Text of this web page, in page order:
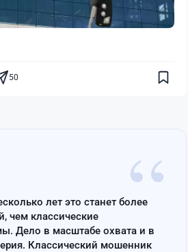
50
“
лет это станет более
чем классические
Дело в масштабе охвата и в
Классический мошенник